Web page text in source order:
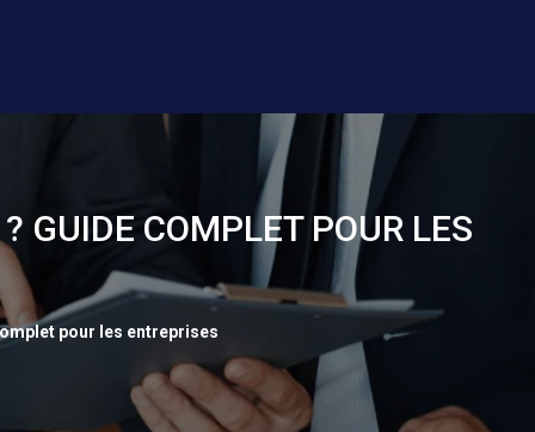
GUIDE COMPLET POUR LES
pour les entreprises